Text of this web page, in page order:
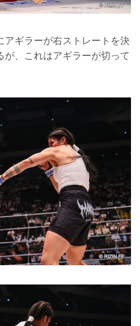
アギラーが右ストレートを決
、これはアギラーが切って